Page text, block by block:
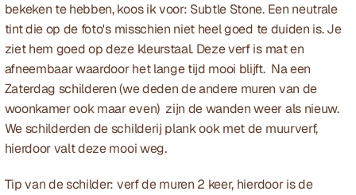
bekeken te hebben, koos ik voor: Subtle Stone. Een neutrale
tint die op de foto's misschien niet heel goed te duiden is. Je
ziet hem goed op deze kleurstaal. Deze verf is mat en
afneembaar waardoor het lange tijd mooi blijft.  Na een
Zaterdag schilderen (we deden de andere muren van de
woonkamer ook maar even)  zijn de wanden weer als nieuw.
We schilderden de schilderij plank ook met de muurverf,
hierdoor valt deze mooi weg.
Tip van de schilder: verf de muren 2 keer, hierdoor is de